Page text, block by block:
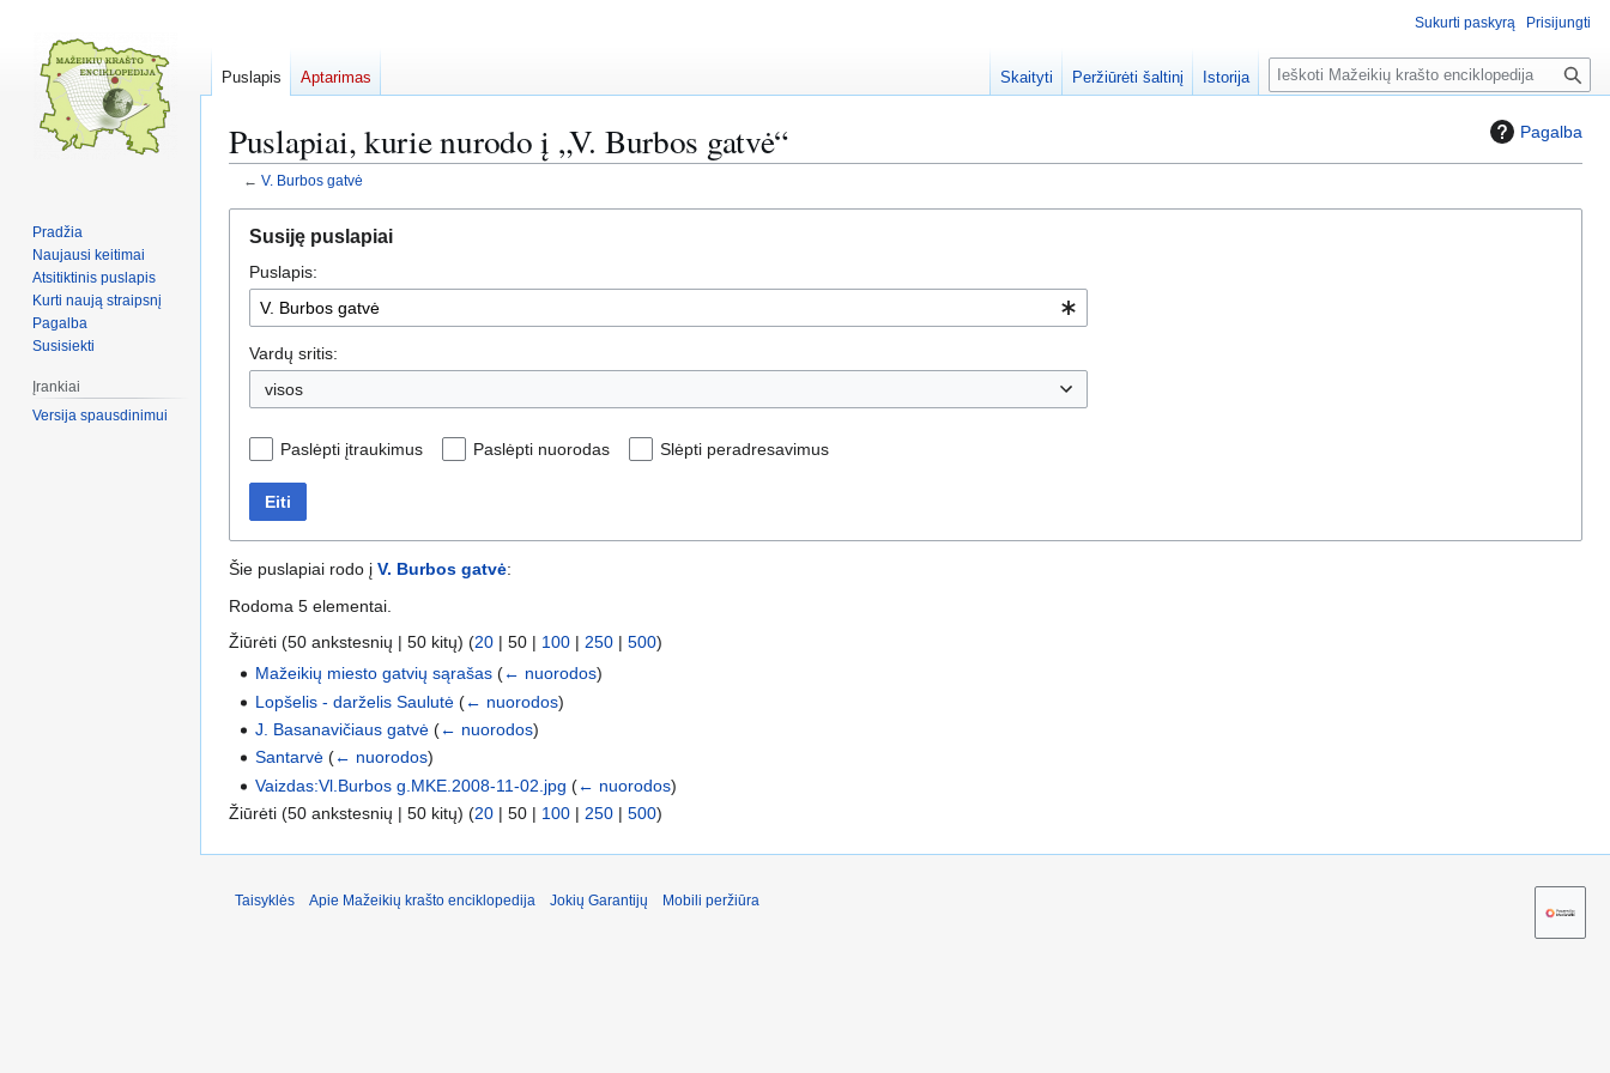
Pagalba
Puslapiai, kurie nurodo į „V. Burbos gatvė“
← V. Burbos gatvė
navigaciją
search
Susiję puslapiai
Puslapis:
Vardų sritis:
visos
Paslėpti įtraukimus Paslėpti nuorodas Slėpti peradresavimus
Eiti
Šie puslapiai rodo į V. Burbos gatvė:
Rodoma 5 elementai.
Žiūrėti (50 ankstesnių | 50 kitų) (20| 50| 100| 250| 500)
Mažeikių miesto gatvių sąrašas (← nuorodos)
Lopšelis - darželis Saulutė (← nuorodos)
J. Basanavičiaus gatvė (← nuorodos)
Santarvė (← nuorodos)
Vaizdas:Vl.Burbos g.MKE.2008-11-02.jpg (← nuorodos)
Žiūrėti (50 ankstesnių | 50 kitų) (20| 50| 100| 250| 500)
Sukurti paskyrą Prisijungti
Puslapis Aptarimas Skaityti Peržiūrėti šaltinį Istorija
P
a
k
Pradžia
Naujausi keitimai
Atsitiktinis puslapis
Kurti naują straipsnį
Pagalba
Susisiekti
Įrankiai
Versija spausdinimui
Taisyklės Apie Mažeikių krašto enciklopedija Jokių Garantijų Mobili peržiūra